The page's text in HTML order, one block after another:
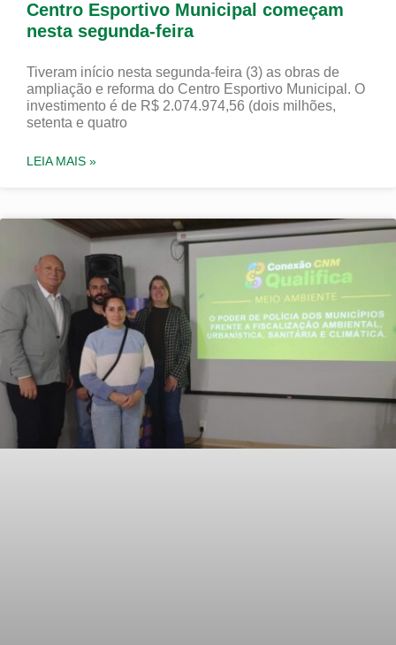
Centro Esportivo Municipal começam
nesta segunda-feira
Tiveram início nesta segunda-feira (3) as obras de
ampliação e reforma do Centro Esportivo Municipal. O
investimento é de R$ 2.074.974,56 (dois milhões,
setenta e quatro
LEIA MAIS »